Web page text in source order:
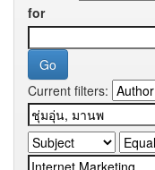
for
Current filters: